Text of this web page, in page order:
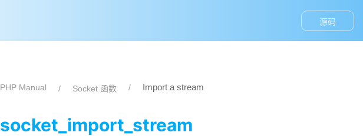
源码
PHP Manual Socket 函数 Import a stream
socket_import_stream